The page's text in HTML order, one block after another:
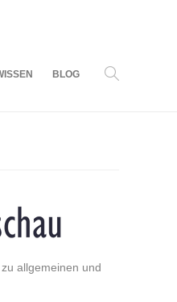
BLOG
allgemeinen und